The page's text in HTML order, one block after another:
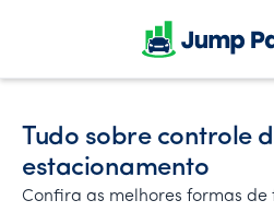
Tudo sobre controle
estacionamento
Confira as melhores formas de